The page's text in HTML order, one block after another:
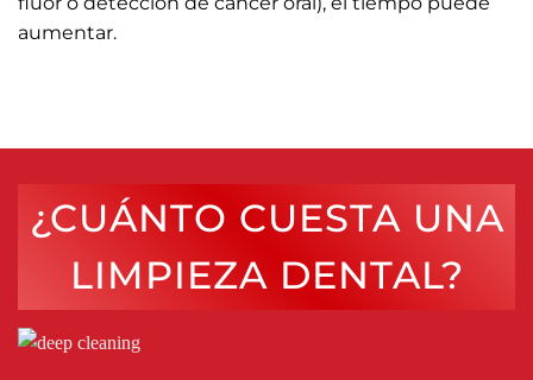
aumentar.
¿CUÁNTO CUESTA UNA
LIMPIEZA DENTAL?